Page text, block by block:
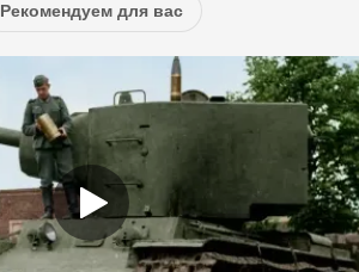
Рекомендуем для вас